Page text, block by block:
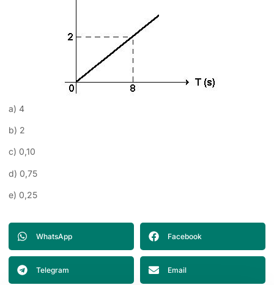
a) 4
b) 2
c) 0,10
d) 0,75
e) 0,25
WhatsApp Facebook
Telegram Email